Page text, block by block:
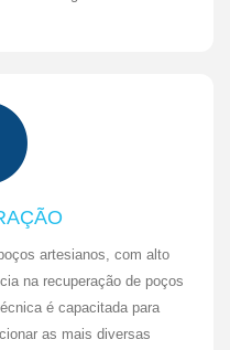
artesianos, com alto
na recuperação de poços
é capacitada para
as mais diversas